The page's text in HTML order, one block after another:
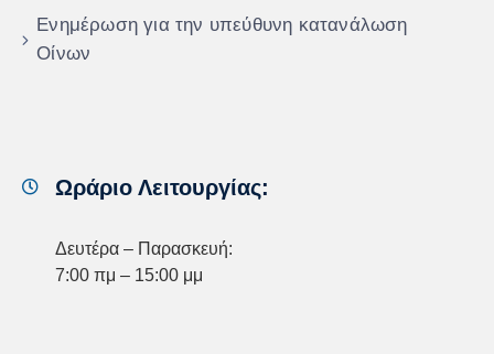
Ενημέρωση για την υπεύθυνη κατανάλωση
Οίνων
Ωράριο Λειτουργίας:
Δευτέρα – Παρασκευή:
7:00 πμ – 15:00 μμ